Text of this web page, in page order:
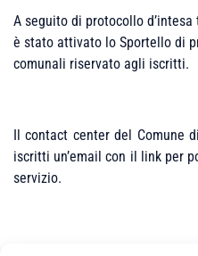
A seguito di protocollo d’intesa
è stato attivato lo Sportello di
comunali riservato agli iscritti.
Il contact center del Comune
iscritti un’email con il link per
servizio.